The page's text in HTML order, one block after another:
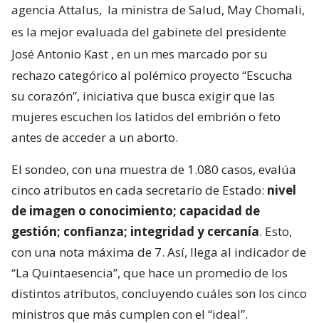
agencia Attalus, la ministra de Salud, May Chomali,
es la mejor evaluada del gabinete del presidente
José Antonio Kast , en un mes marcado por su
rechazo categórico al polémico proyecto “Escucha
su corazón”, iniciativa que busca exigir que las
mujeres escuchen los latidos del embrión o feto
antes de acceder a un aborto.
El sondeo, con una muestra de 1.080 casos, evalúa
cinco atributos en cada secretario de Estado: nivel
de imagen o conocimiento; capacidad de
gestión; confianza; integridad y cercanía. Esto,
con una nota máxima de 7. Así, llega al indicador de
“La Quintaesencia”, que hace un promedio de los
distintos atributos, concluyendo cuáles son los cinco
ministros que más cumplen con el “ideal”.